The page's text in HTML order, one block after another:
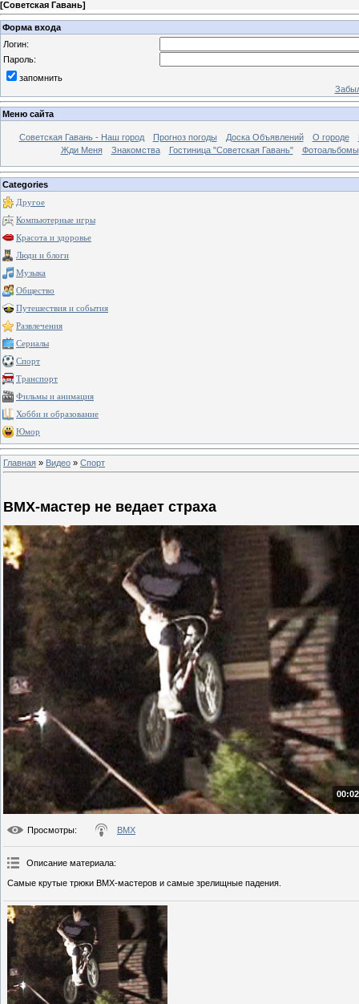
[Советская Гавань]
Форма входа
Логин:
Пароль:
запомнить
Меню сайта
Советская Гавань - Наш город Прогноз погоды Доска Объявлений О городе
Жди Меня
Знакомства Гостиница "Советская Гавань" Фотоальбомы
Categories
Другое
Компьютерные игры
Красота и здоровье
Люди и блоги
Музыка
Общество
Путешествия и события
Развлечения
Сериалы
Спорт
Транспорт
Фильмы и анимация
Хобби и образование
Юмор
Главная » Видео » Спорт
BMX-мастер не ведает страха
Просмотры: BMX
Описание материала:
Самые крутые трюки BMX-мастеров и самые зрелищные падения.